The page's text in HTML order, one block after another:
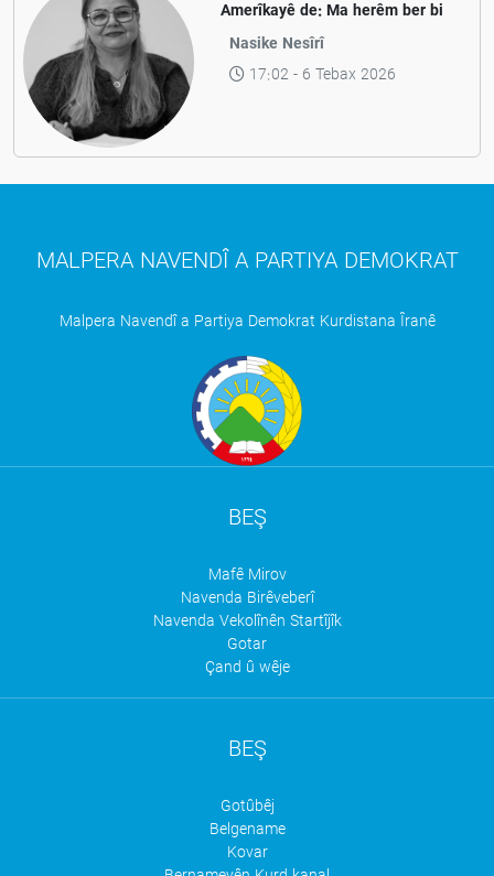
Amerîkayê de: Ma herêm ber bi
aramiyê ve diçe yan jî ber bi
Nasike Nesîrî
17:02 - 6 Tebax 2026
MALPERA NAVENDÎ A PARTIYA DEMOKRAT
Malpera Navendî a Partiya Demokrat Kurdistana Îranê
BEŞ
Mafê Mirov
Navenda Birêveberî
Navenda Vekolînên Startîjîk
Gotar
Çand û wêje
BEŞ
Gotûbêj
Belgename
Kovar